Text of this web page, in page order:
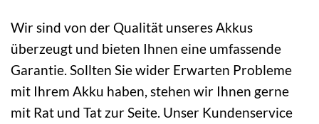
Wir sind von der Qualität unseres Akkus
überzeugt und bieten Ihnen eine umfassende
Garantie. Sollten Sie wider Erwarten Probleme
mit Ihrem Akku haben, stehen wir Ihnen gerne
mit Rat und Tat zur Seite. Unser Kundenservice